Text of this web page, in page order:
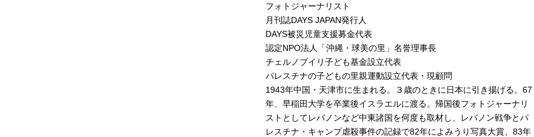
フォトジャーナリスト
月刊誌DAYS JAPAN発行人
DAYS被災児童支援募金代表
認定NPO法人「沖縄・球美の里」名誉理事長
チェルノブイリ子ども基金設立代表
パレスチナの子どもの里親運動設立代表・現顧問
1943年中国・天津市に生まれる。３歳のときに日本に引き揚げる。67
年、早稲田大学を卒業後イスラエルに渡る。帰国後フォトジャーナリ
ストとしてレバノンなど中東諸国を何度も取材し、レバノン戦争とパ
レスチナ・キャンプ虐殺事件の記録で82年によみうり写真大賞、83年